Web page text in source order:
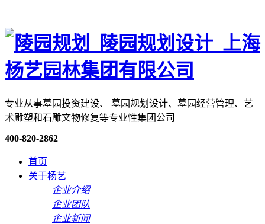
专业从事墓园投资建设、 墓园规划设计、墓园经营管理、艺
术雕塑和石雕文物修复等专业性集团公司
400-820-2862
首页
关于杨艺
企业介绍
企业团队
企业新闻